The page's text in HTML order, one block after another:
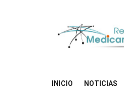
INICIO NOTICIAS